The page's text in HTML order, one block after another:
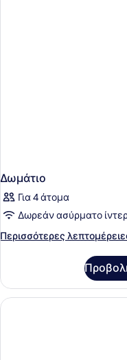
Δωμάτιο
Για 4 άτομα
Δωρεάν ασύρματο
Περισσότερες
Περισσότερες